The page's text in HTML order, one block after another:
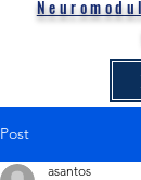
Post
asantos